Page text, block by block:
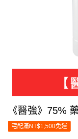
《醫強》75%
宅配滿NT$1,500免運